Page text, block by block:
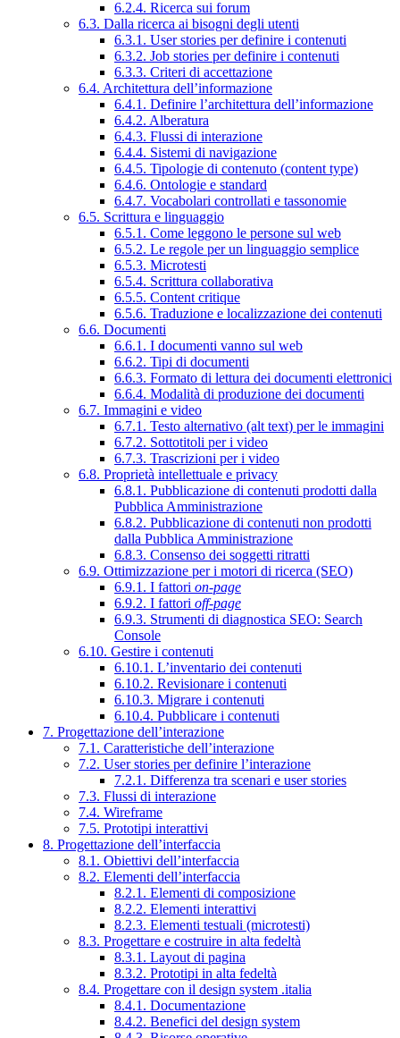
6.2.4. Ricerca sui forum
6.3. Dalla ricerca ai bisogni degli utenti
6.3.1. User stories per definire i contenuti
6.3.2. Job stories per definire i contenuti
6.3.3. Criteri di accettazione
6.4. Architettura dell’informazione
6.4.1. Definire l’architettura dell’informazione
6.4.2. Alberatura
6.4.3. Flussi di interazione
6.4.4. Sistemi di navigazione
6.4.5. Tipologie di contenuto (content type)
6.4.6. Ontologie e standard
6.4.7. Vocabolari controllati e tassonomie
6.5. Scrittura e linguaggio
6.5.1. Come leggono le persone sul web
6.5.2. Le regole per un linguaggio semplice
6.5.3. Microtesti
6.5.4. Scrittura collaborativa
6.5.5. Content critique
6.5.6. Traduzione e localizzazione dei contenuti
6.6. Documenti
6.6.1. I documenti vanno sul web
6.6.2. Tipi di documenti
6.6.3. Formato di lettura dei documenti elettronici
6.6.4. Modalità di produzione dei documenti
6.7. Immagini e video
6.7.1. Testo alternativo (alt text) per le immagini
6.7.2. Sottotitoli per i video
6.7.3. Trascrizioni per i video
6.8. Proprietà intellettuale e privacy
6.8.1. Pubblicazione di contenuti prodotti dalla
Pubblica Amministrazione
6.8.2. Pubblicazione di contenuti non prodotti
dalla Pubblica Amministrazione
6.8.3. Consenso dei soggetti ritratti
6.9. Ottimizzazione per i motori di ricerca (SEO)
6.9.1. I fattori on-page
6.9.2. I fattori off-page
6.9.3. Strumenti di diagnostica SEO: Search
Console
6.10. Gestire i contenuti
6.10.1. L’inventario dei contenuti
6.10.2. Revisionare i contenuti
6.10.3. Migrare i contenuti
6.10.4. Pubblicare i contenuti
7. Progettazione dell’interazione
7.1. Caratteristiche dell’interazione
7.2. User stories per definire l’interazione
7.2.1. Differenza tra scenari e user stories
7.3. Flussi di interazione
7.4. Wireframe
7.5. Prototipi interattivi
8. Progettazione dell’interfaccia
8.1. Obiettivi dell’interfaccia
8.2. Elementi dell’interfaccia
8.2.1. Elementi di composizione
8.2.2. Elementi interattivi
8.2.3. Elementi testuali (microtesti)
8.3. Progettare e costruire in alta fedeltà
8.3.1. Layout di pagina
8.3.2. Prototipi in alta fedeltà
8.4. Progettare con il design system .italia
8.4.1. Documentazione
8.4.2. Benefici del design system